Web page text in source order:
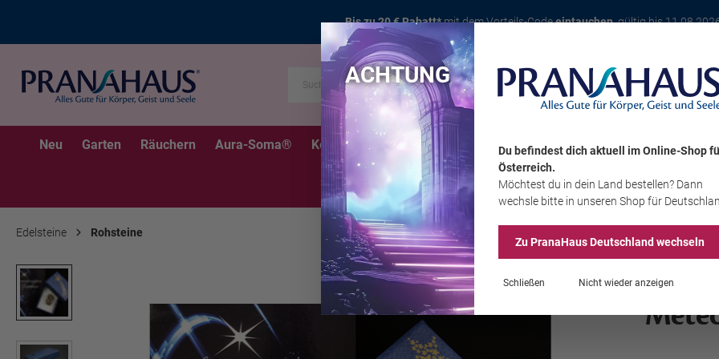
Bis zu 20 € Rabatt*mit dem Vorteils-Codeeintauchen, gültig bis
Karte
Neu Garten Räuchern Aura-Soma® Kerzen Schmuck Edelsteine Wohnambiente
Sale
Edelsteine Rohsteine
ACHTUNG
Du befindest dich aktuell im Online-Shop
Österreich.
Möchtest du in dein Land bestellen? Dann
wechsle bitte in unseren Shop für
Zu PranaHausDeutschland wechseln
Schließen Nicht wieder anzeigen